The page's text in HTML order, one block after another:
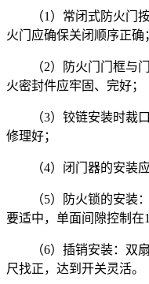
（1）常闭式防火门按
火门应确保关闭顺序正确
（2）防火门门框与门
火密封件应牢固、完好；
（3）铰链安装时裁口
修理好；
（4）闭门器的安装应
（5）防火锁的安装：
要适中，单面间隙控制在
（6）插销安装：双扇
尺找正，达到开关灵活。